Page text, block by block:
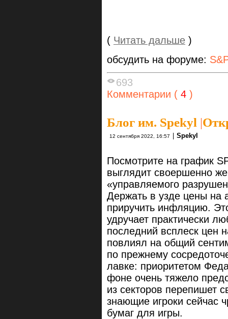
( Читать дальше )
обсудить на форуме:
693
Комментарии ( 4 )
Блог им. Spekyl |
12 сентября 2022, 16:57 | Spekyl
Посмотрите на график
выглядит своершенно
«управляемого
Держать в узде цены на
приручить инфляцию.
удручает практически
последний всплеск цен
повлиял на общий
по прежнему
лавке: приоритетом
фоне очень тяжело
из секторов перепишет
знающие игроки сейчас
бумаг для игры.